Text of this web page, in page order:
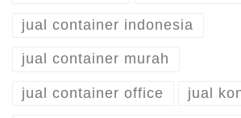
jual container indonesia
jual container murah
jual container office jual